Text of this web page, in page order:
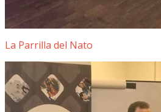
La Parrilla del Nato